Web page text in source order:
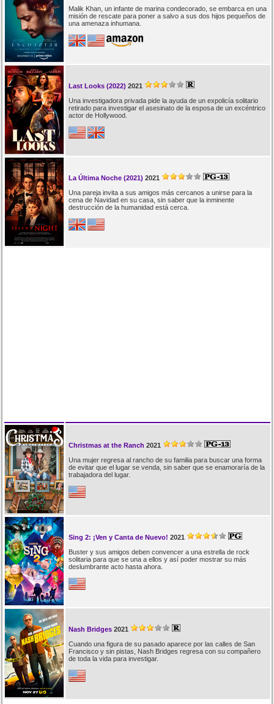
Malik Khan, un infante de marina condecorado, se embarca en una
misión de rescate para poner a salvo a sus dos hijos pequeños de
una amenaza inhumana.
Last Looks (2022) 2021
Una investigadora privada pide la ayuda de un expolicía solitario
retirado para investigar el asesinato de la esposa de un excéntrico
actor de Hollywood.
La Última Noche (2021) 2021
Una pareja invita a sus amigos más cercanos a unirse para la
cena de Navidad en su casa, sin saber que la inminente
destrucción de la humanidad está cerca.
Christmas at the Ranch 2021
Una mujer regresa al rancho de su familia para buscar una forma
de evitar que el lugar se venda, sin saber que se enamoraría de la
trabajadora del lugar.
Sing 2: ¡Ven y Canta de Nuevo! 2021
Buster y sus amigos deben convencer a una estrella de rock
solitaria para que se una a ellos y así poder mostrar su más
deslumbrante acto hasta ahora.
Nash Bridges 2021
Cuando una figura de su pasado aparece por las calles de San
Francisco y sin pistas, Nash Bridges regresa con su compañero
de toda la vida para investigar.